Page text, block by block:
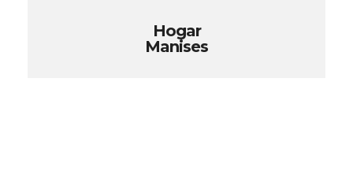
Hogar
Manises